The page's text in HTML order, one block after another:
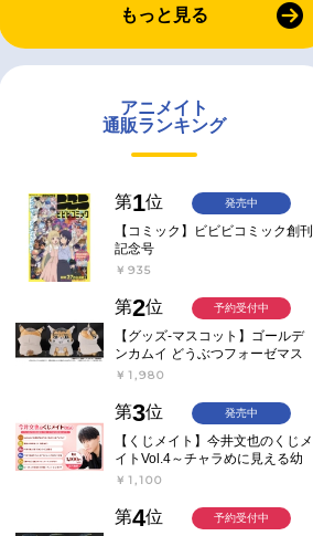
もっと見る
アニメイト
通販ランキング
第1位
【コミック】ビビビコミック創刊
記念号
￥935
発売中
第2位
【グッズ-マスコット】ゴールデ
ンカムイ どうぶつフォーゼマス
コット 4.尾形百之助【再販】
￥1,980
予約受付中
第3位
【くじメイト】今井文也のくじメ
イトVol.4～チャラめに見える幼
馴染、実は一途で独占欲が強いん
￥1,100
発売中
第4位 予約受付中